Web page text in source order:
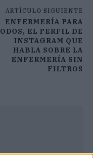
ARTÍCULO SIGUIENTE
ENFERMERÍA PARA
EL PERFIL DE
INSTAGRAM QUE
HABLA SOBRE LA
ENFERMERÍA SIN
FILTROS